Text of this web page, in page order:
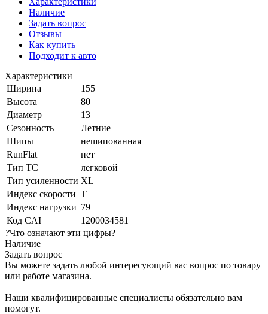
Наличие
Задать вопрос
Отзывы
Как купить
Подходит к авто
Характеристики
Ширина
155
Высота
80
Диаметр
13
Сезонность
Летние
Шипы
нешипованная
RunFlat
нет
Тип ТС
легковой
Тип усиленности XL
Индекс скорости T
Индекс нагрузки 79
Код CAI
1200034581
?Что означают эти цифры?
Наличие
Задать вопрос
Вы можете задать любой интересующий вас вопрос по товару
или работе магазина.
Наши квалифицированные специалисты обязательно вам
помогут.